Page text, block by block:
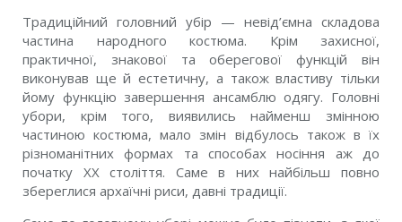
Традиційний головний убір — невід’ємна складова
частина народного костюма. Крім захисної,
практичної, знакової та оберегової функцій він
виконував ще й естетичну, а також властиву тільки
йому функцію завершення ансамблю одягу. Головні
убори, крім того, виявились найменш змінною
частиною костюма, мало змін відбулось також в їх
різноманітних формах та способах носіння аж до
початку XX століття. Саме в них найбільш повно
збереглися архаїчні риси, давні традиції.